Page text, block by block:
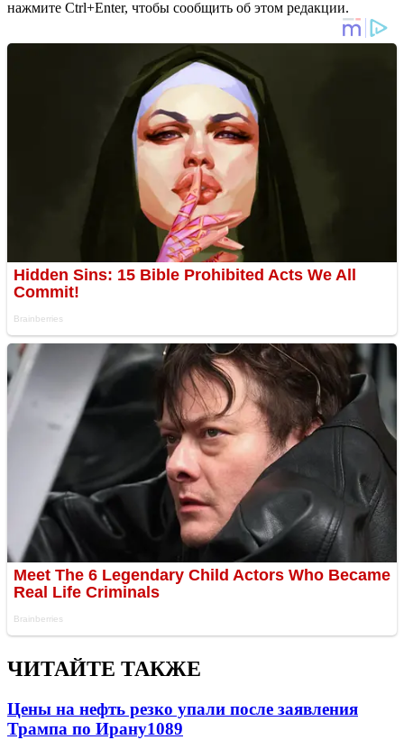
нажмите Ctrl+Enter, чтобы сообщить об этом редакции.
ЧИТАЙТЕ ТАКЖЕ
Цены на нефть резко упали после заявления
Трампа по Ирану1089